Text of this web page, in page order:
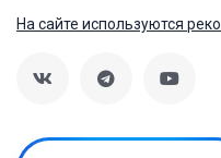
На сайте используются